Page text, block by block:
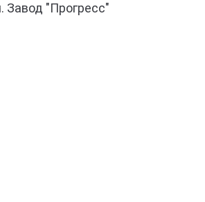
Завод "Прогресс"